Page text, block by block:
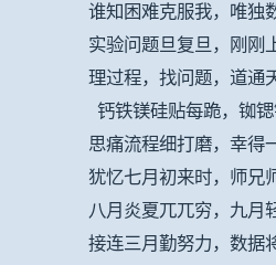
谁知困难克服我，唯独
实验问题旦复旦，刚刚
理过程，找问题，道通
钙铁镁硅贴每跪，铷锶
思痛流程细打磨，幸得
犹忆七月初来时，师兄
八月炎夏兀兀穷，九月
接连三月勤努力，数据